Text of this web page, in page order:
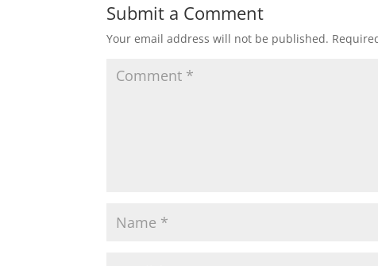
Submit a Comment
Your email address will not be published.